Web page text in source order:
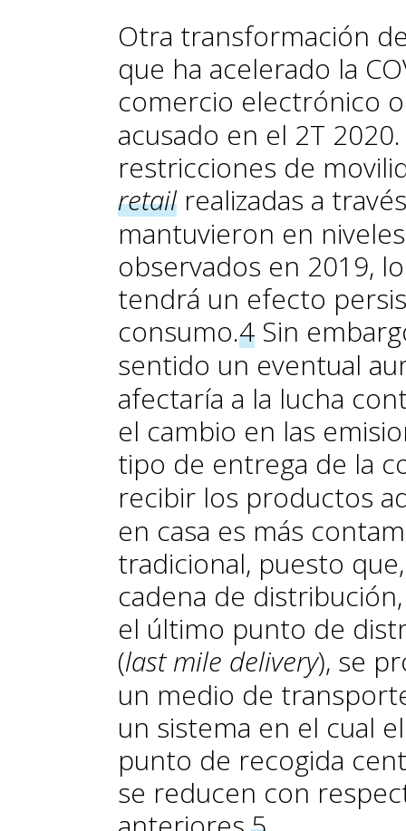
Otra transformación
que ha acelerado la
comercio electrónico
acusado en el 2T
restricciones de
retail realizadas a
mantuvieron en
observados en 2019,
tendrá un efecto
consumo.4 Sin
sentido un eventual
afectaría a la lucha
el cambio en las
tipo de entrega de la
recibir los productos
en casa es más
tradicional, puesto
cadena de
el último punto de
(last mile delivery), se
un medio de
un sistema en el cual
punto de recogida
se reducen con